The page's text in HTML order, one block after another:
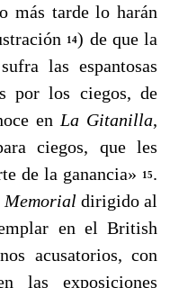
más tarde lo harán
14) de que la
las espantosas
por los ciegos, de
en La Gitanilla,
ciegos, que les
de la ganancia»
15.
Memorial dirigido al
en el British
acusatorios, con
las exposiciones